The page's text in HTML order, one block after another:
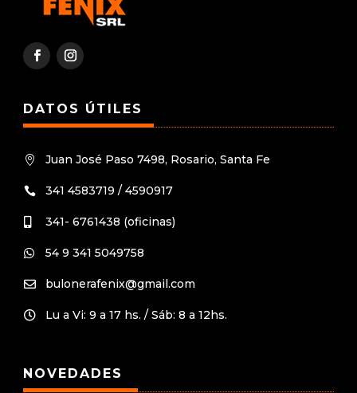
DATOS ÚTILES
 Juan José Paso 7498, Rosario, Santa Fe
 341 4583719 / 4590917
 341- 6761438 (oficinas)
 54 9 341 5049758
 bulonerafenix@gmail.com
 Lu a Vi: 9 a 17 hs. / Sáb: 8 a 12hs.
NOVEDADES